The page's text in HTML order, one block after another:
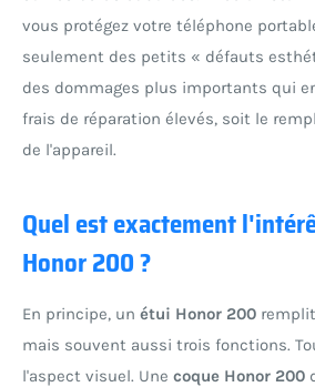
vous protégez votre téléphone
seulement des petits « défauts
des dommages plus importants qui
frais de réparation élevés, soit le
de l'appareil.
Quel est exactement
Honor 200 ?
En principe, un étui Honor 200
mais souvent aussi trois fonctions.
l'aspect visuel. Une coque Honor 200